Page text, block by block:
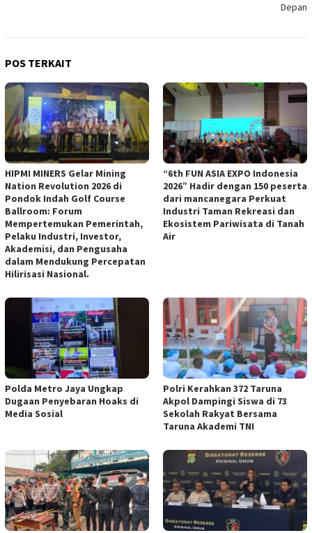
Depan
POS TERKAIT
HIPMI MINERS Gelar Mining
Nation Revolution 2026 di
Pondok Indah Golf Course
Ballroom: Forum
Mempertemukan Pemerintah,
Pelaku Industri, Investor,
Akademisi, dan Pengusaha
dalam Mendukung Percepatan
Hilirisasi Nasional.
“6th FUN ASIA EXPO Indonesia
2026” Hadir dengan 150 peserta
dari mancanegara Perkuat
Industri Taman Rekreasi dan
Ekosistem Pariwisata di Tanah
Air
Polda Metro Jaya Ungkap
Dugaan Penyebaran Hoaks di
Media Sosial
Polri Kerahkan 372 Taruna
Akpol Dampingi Siswa di 73
Sekolah Rakyat Bersama
Taruna Akademi TNI